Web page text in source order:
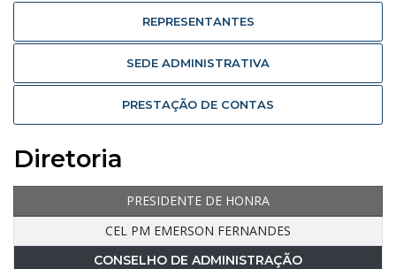
REPRESENTANTES
SEDE ADMINISTRATIVA
PRESTAÇÃO DE CONTAS
Diretoria
PRESIDENTE DE HONRA
CEL PM EMERSON FERNANDES
CONSELHO DE ADMINISTRAÇÃO